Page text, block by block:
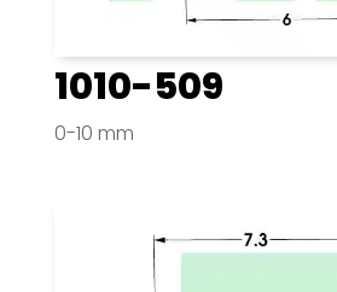
1010-509
0-10 mm